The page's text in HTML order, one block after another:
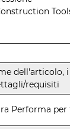
dell'articolo,
requisiti
Performa per